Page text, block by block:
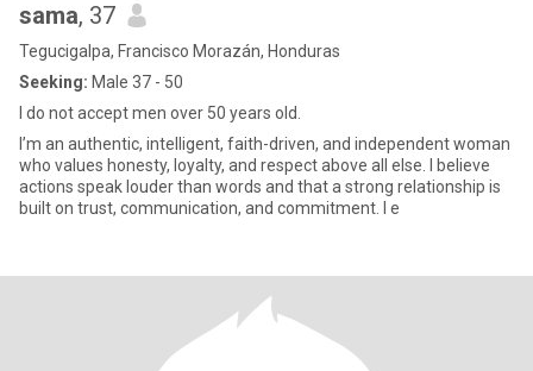
sama, 37
Tegucigalpa, Francisco Morazán, Honduras
Seeking: Male 37 - 50
I do not accept men over 50 years old.
I’m an authentic, intelligent, faith-driven, and independent woman
who values honesty, loyalty, and respect above all else. I believe
actions speak louder than words and that a strong relationship is
built on trust, communication, and commitment. I e